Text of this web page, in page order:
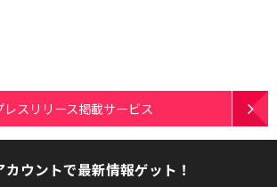
レスリリース掲載サービス
カウントで最新情報ゲット！